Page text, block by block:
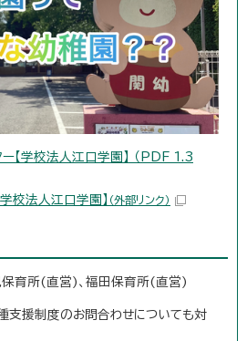
【学校法人江口学園】 （PDF 1.3
校法人江口学園】 （外部リンク）
育所(直営)、福田保育所(直営)
支援制度のお問合わせについても対